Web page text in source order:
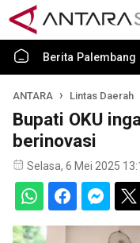
Berita Palembang
ANTARA Lintas Daerah
Bupati OKU
berinovasi
Selasa, 6 Mei 2025